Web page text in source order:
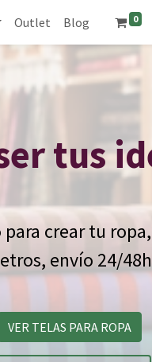
Outlet Blog 0
tus
crear tu
envío 24/
VER TELAS PARA ROPA